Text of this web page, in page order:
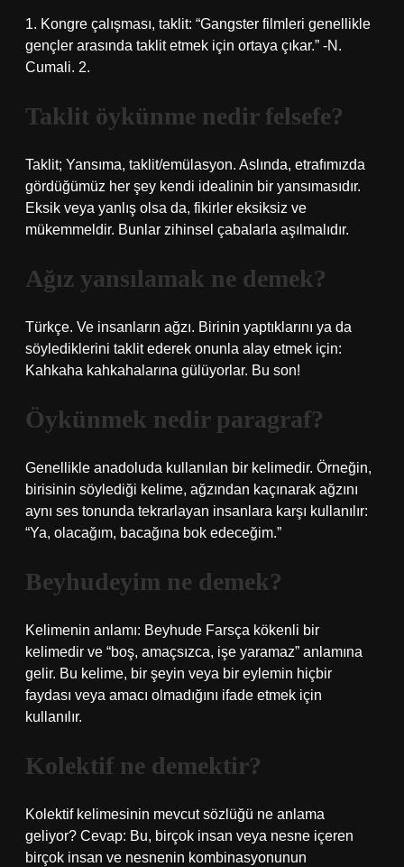
1. Kongre çalışması, taklit: “Gangster filmleri genellikle
gençler arasında taklit etmek için ortaya çıkar.” -N.
Cumali. 2.
Taklit öykünme nedir felsefe?
Taklit; Yansıma, taklit/emülasyon. Aslında, etrafımızda
gördüğümüz her şey kendi idealinin bir yansımasıdır.
Eksik veya yanlış olsa da, fikirler eksiksiz ve
mükemmeldir. Bunlar zihinsel çabalarla aşılmalıdır.
Ağız yansılamak ne demek?
Türkçe. Ve insanların ağzı. Birinin yaptıklarını ya da
söylediklerini taklit ederek onunla alay etmek için:
Kahkaha kahkahalarına gülüyorlar. Bu son!
Öykünmek nedir paragraf?
Genellikle anadoluda kullanılan bir kelimedir. Örneğin,
birisinin söylediği kelime, ağzından kaçınarak ağzını
aynı ses tonunda tekrarlayan insanlara karşı kullanılır:
“Ya, olacağım, bacağına bok edeceğim.”
Beyhudeyim ne demek?
Kelimenin anlamı: Beyhude Farsça kökenli bir
kelimedir ve “boş, amaçsızca, işe yaramaz” anlamına
gelir. Bu kelime, bir şeyin veya bir eylemin hiçbir
faydası veya amacı olmadığını ifade etmek için
kullanılır.
Kolektif ne demektir?
Kolektif kelimesinin mevcut sözlüğü ne anlama
geliyor? Cevap: Bu, birçok insan veya nesne içeren
birçok insan ve nesnenin kombinasyonunun